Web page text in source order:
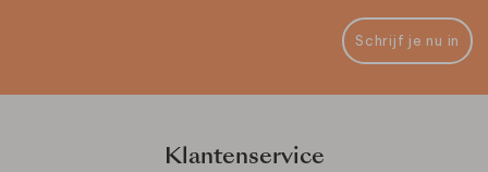
Schrijf je nu in
Klantenservice